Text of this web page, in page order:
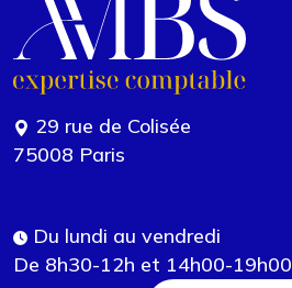
29 rue de Colisée
75008 Paris
Du lundi au vendredi
De 8h30-12h et 14h00-19h00